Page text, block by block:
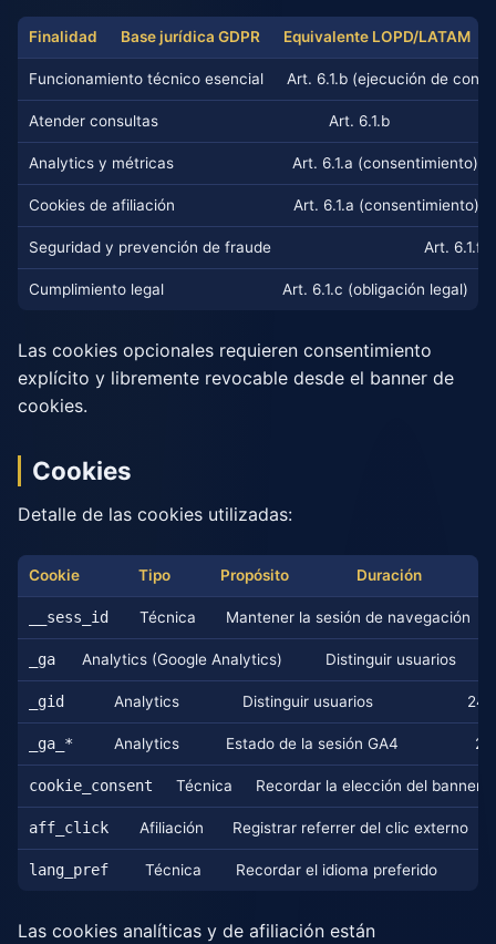
Finalidad Base jurídica GDPR Equivalente LOPD/LATAM
Funcionamiento técnico esencial Art. 6.1.b (ejecución de
Atender consultas Art. 6.1.b
Analytics y métricas Art. 6.1.a (consentimiento)
Cookies de afiliación Art. 6.1.a (consentimiento)
Seguridad y prevención de fraude Art. 6.1.f
Cumplimiento legal Art. 6.1.c (obligación legal)
Las cookies opcionales requieren consentimiento
explícito y libremente revocable desde el banner de
cookies.
Cookies
Detalle de las cookies utilizadas:
Cookie Tipo Propósito Duración
__sess_id Técnica Mantener la sesión de navegación
_ga Analytics (Google Analytics) Distinguir usuarios
_gid Analytics Distinguir usuarios 24
_ga_* Analytics Estado de la sesión GA4
cookie_consent Técnica Recordar la elección del banner
aff_click Afiliación Registrar referrer del clic externo
lang_pref Técnica Recordar el idioma preferido
Las cookies analíticas y de afiliación están